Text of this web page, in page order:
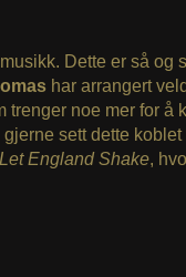
Dette er så og
har arrangert
trenger noe mer for å
sett dette koblet
Let England Shake,